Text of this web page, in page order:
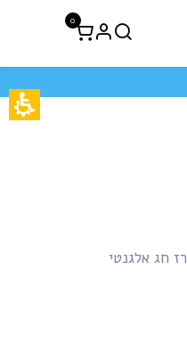
0
חג אלגנטי